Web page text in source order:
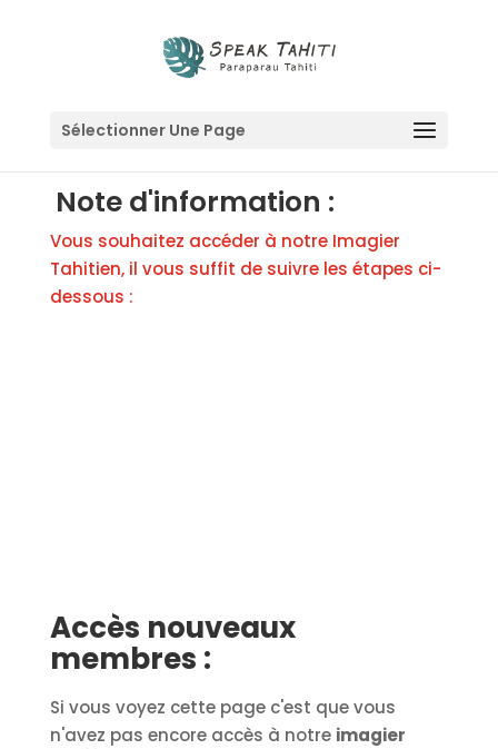
Sélectionner Une Page
Note d'information :
Vous souhaitez accéder à notre Imagier
Tahitien, il vous suffit de suivre les étapes ci-
dessous :
Accès nouveaux
membres :
Si vous voyez cette page c'est que vous
n'avez pas encore accès à notre imagier